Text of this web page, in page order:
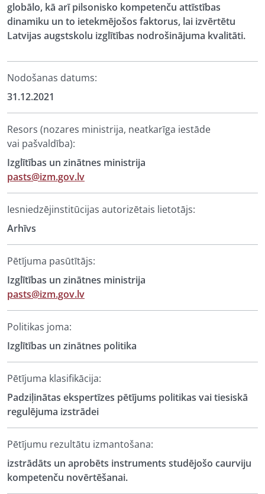
globālo, kā arī pilsonisko kompetenču attīstības
dinamiku un to ietekmējošos faktorus, lai izvērtētu
Latvijas augstskolu izglītības nodrošinājuma kvalitāti.
Nodošanas datums:
31.12.2021
Resors (nozares ministrija, neatkarīga iestāde
vai pašvaldība):
Izglītības un zinātnes ministrija
pasts@izm.gov.lv
Iesniedzējinstitūcijas autorizētais lietotājs:
Arhīvs
Pētījuma pasūtītājs:
Izglītības un zinātnes ministrija
pasts@izm.gov.lv
Politikas joma:
Izglītības un zinātnes politika
Pētījuma klasifikācija:
Padziļinātas ekspertīzes pētījums politikas vai tiesiskā
regulējuma izstrādei
Pētījumu rezultātu izmantošana:
izstrādāts un aprobēts instruments studējošo caurviju
kompetenču novērtēšanai.